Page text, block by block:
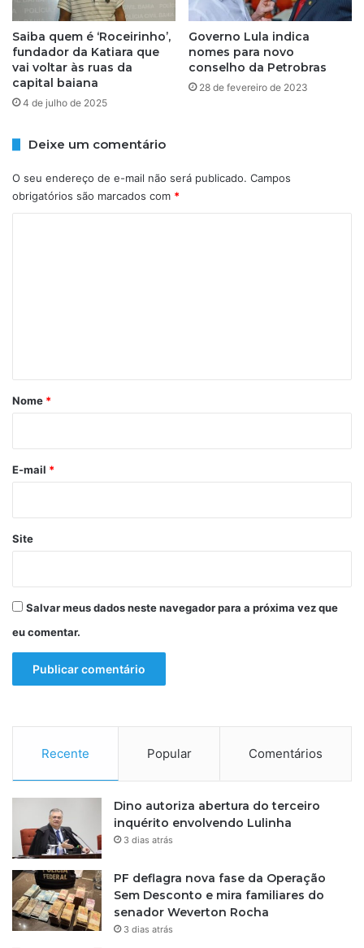
a
d
u
l
t
r
a
d
a
p
e
r
a
ç
ã
e
b
a
d
o
Saiba quem é ‘Roceirinho’,
fundador da Katiara que
vai voltar às ruas da
capital baiana
4 de julho de 2025
Governo Lula indica
nomes para novo
conselho da Petrobras
28 de fevereiro de 2023
Deixe um comentário
O seu endereço de e-mail não será publicado. Campos
obrigatórios são marcados com *
r
*
Nome *
E-mail *
Site
Salvar meus dados neste navegador para a próxima vez que
eu comentar.
Recente Popular Comentários
Dino autoriza abertura do terceiro
inquérito envolvendo Lulinha
3 dias atrás
PF deflagra nova fase da Operação
Sem Desconto e mira familiares do
senador Weverton Rocha
3 dias atrás